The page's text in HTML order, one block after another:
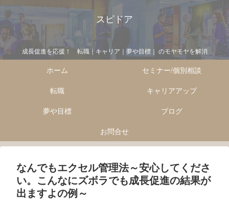
スピドア
成長促進を応援！ 転職｜キャリア｜夢や目標｜ のモヤモヤを解消
ホーム
セミナー/個別相談
転職
キャリアアップ
夢や目標
ブログ
お問合せ
なんでもエクセル管理法～安心してくださ
い。こんなにズボラでも成長促進の結果が
出ますよの例～